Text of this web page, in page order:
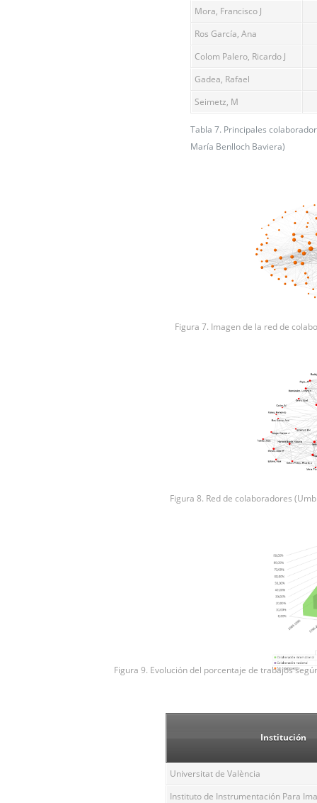
Tabla 7. Principales
María Benlloch Baviera)
Mora, Francisco J
Ros García, Ana
Colom Palero, Ricardo J
Gadea, Rafael
Seimetz, M
Figura 7. Imagen de la red de
Figura 8. Red de colaboradores
Figura 9. Evolución del porcentaje de trabajos
Institución
Universitat de València
Instituto de Instrumentación Para